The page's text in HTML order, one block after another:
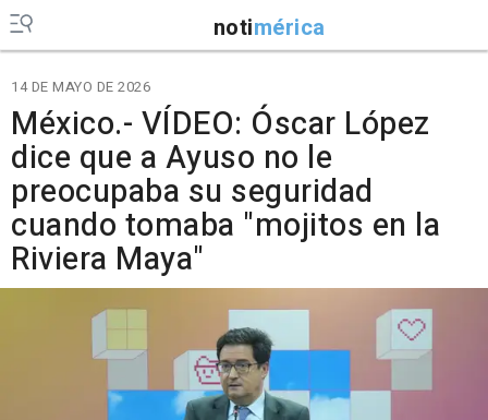
notimérica
14 DE MAYO DE 2026
México.- VÍDEO: Óscar López
dice que a Ayuso no le
preocupaba su seguridad
cuando tomaba "mojitos en la
Riviera Maya"